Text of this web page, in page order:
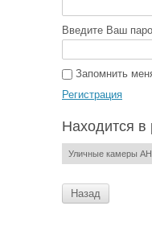
Введите Ваш
Запомнить
Регистрация
Находится в
Уличные камеры
Назад